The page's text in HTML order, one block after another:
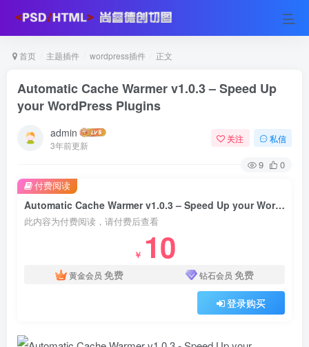
首页 主题插件 wordpress插件 正文
Automatic Cache Warmer v1.0.3 – Speed Up
your WordPress Plugins
admin
3年前更新
关注 私信
9 0
Automatic Cache Warmer v1.0.3 – Speed Up your WordPress Plugins
此内容为付费阅读，请付费后查看
￥ 10
黄金会员 免费 钻石会员 免费
登录购买
付费阅读